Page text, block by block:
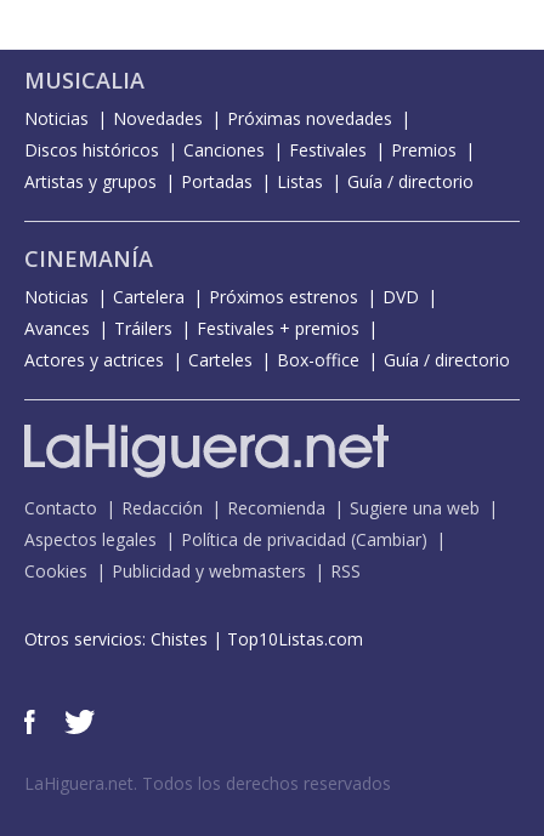
MUSICALIA
Noticias Novedades
Próximas novedades
Discos históricos
Canciones Festivales
Premios
Artistas y grupos
Portadas Listas Guía / directorio
CINEMANÍA
Noticias Cartelera Próximos estrenos
DVD
Avances
Tráilers
Festivales + premios
Actores y actrices
Carteles Box-office Guía / directorio
Contacto Redacción Recomienda
Sugiere una web
Aspectos legales
Política de privacidad (Cambiar)
Cookies
Publicidad y webmasters RSS
Otros servicios: Chistes | Top10Listas.com
LaHiguera.net. Todos los derechos reservados